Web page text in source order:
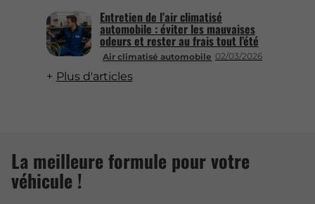
Air climatisé automobile 02/03/2026
Entretien de l’air climatisé
automobile : éviter les mauvaises
odeurs et rester au frais tout l’été
Plus d'articles
La meilleure formule pour votre
véhicule !